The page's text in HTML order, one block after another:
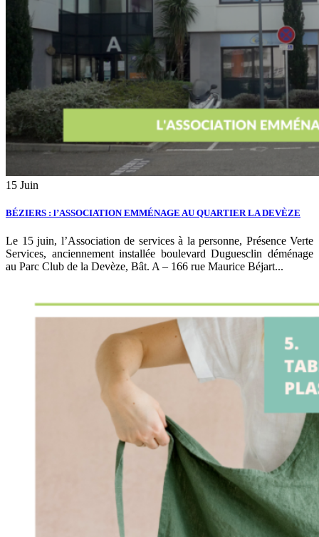
15 Juin
BÉZIERS : l’ASSOCIATION EMMÉNAGE AU QUARTIER LA DEVÈZE
Le 15 juin, l’Association de services à la personne, Présence Verte
Services, anciennement installée boulevard Duguesclin déménage
au Parc Club de la Devèze, Bât. A – 166 rue Maurice Béjart...